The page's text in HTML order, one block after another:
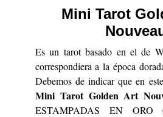
Mini Tarot
Es un tarot basado en el de
correspondiera a la época
Debemos de indicar que en
Mini Tarot Golden Art
ESTAMPADAS EN